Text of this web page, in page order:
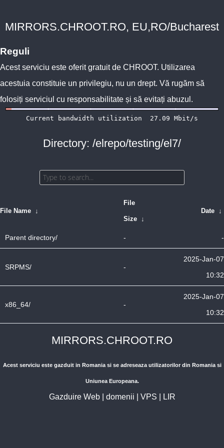
MIRRORS.CHROOT.RO, EU,RO/Bucharest
Reguli
Acest serviciu este oferit gratuit de CHROOT. Utilizarea
acestuia constituie un privilegiu, nu un drept. Vă rugăm să
folosiți serviciul cu responsabilitate și să evitați abuzul.
Directory: /elrepo/testing/el7/
File Name ↓
File
Size ↓
Date ↓
Parent directory/ - -
SRPMS/ -
2025-Jan-07
10:32
x86_64/ -
2025-Jan-07
10:32
MIRRORS.CHROOT.RO
Acest serviciu este gazduit in Romania si se adreseaza utilizatorilor din Romania si
Uniunea Europeana.
Gazduire Web| domenii VPS LIR